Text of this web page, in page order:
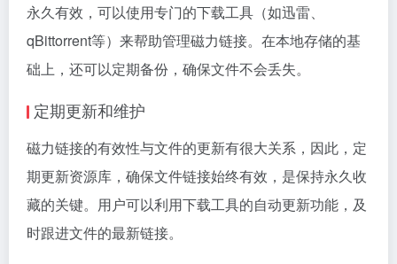
永久有效，可以使用专门的下载工具（如迅雷、
qBittorrent等）来帮助管理磁力链接。在本地存储的基
础上，还可以定期备份，确保文件不会丢失。
定期更新和维护
磁力链接的有效性与文件的更新有很大关系，因此，定
期更新资源库，确保文件链接始终有效，是保持永久收
藏的关键。用户可以利用下载工具的自动更新功能，及
时跟进文件的最新链接。